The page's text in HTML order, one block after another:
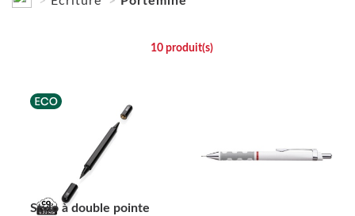
10produit(s)
Stylo à double pointe